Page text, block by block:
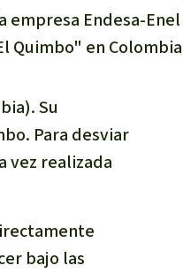
En los Medios
FAQ
Combatir y
incendios
empresa Endesa-
en
Su
Para desviar
vez realizada
bajo las